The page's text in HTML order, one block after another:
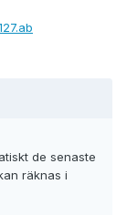
de senaste
räknas i